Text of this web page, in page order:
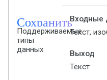
Сохранить
Поддерживаемые
типы
данных
Входные
Текст,
Выход
Текст